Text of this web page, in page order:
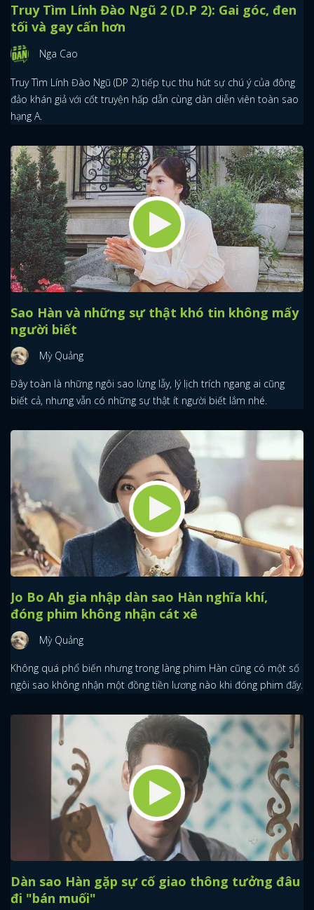
Truy Tìm Lính Đào Ngũ 2 (D.P 2): Gai góc, đen
tối và gay cấn hơn
Nga Cao
Truy Tìm Lính Đào Ngũ (DP 2) tiếp tục thu hút sự chú ý của đông
đảo khán giả với cốt truyện hấp dẫn cùng dàn diễn viên toàn sao
hạng A.
Sao Hàn và những sự thật khó tin không mấy
người biết
Mỳ Quảng
Đây toàn là những ngôi sao lừng lẫy, lý lịch trích ngang ai cũng
biết cả, nhưng vẫn có những sự thật ít người biết lắm nhé.
Jo Bo Ah gia nhập dàn sao Hàn nghĩa khí,
đóng phim không nhận cát xê
Mỳ Quảng
Không quá phổ biến nhưng trong làng phim Hàn cũng có một số
ngôi sao không nhận một đồng tiền lương nào khi đóng phim đấy.
Dàn sao Hàn gặp sự cố giao thông tưởng đâu
đi "bán muối"